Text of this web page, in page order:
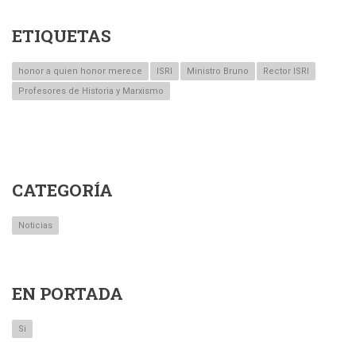
ETIQUETAS
honor a quien honor merece ISRI Ministro Bruno
Rector ISRI
Profesores de Historia y Marxismo
CATEGORÍA
Noticias
EN PORTADA
Si